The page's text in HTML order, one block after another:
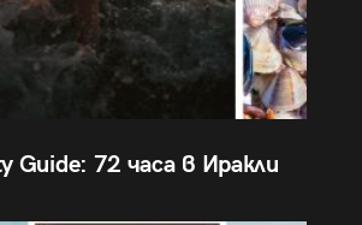
Guide: 72 часа в Иракли